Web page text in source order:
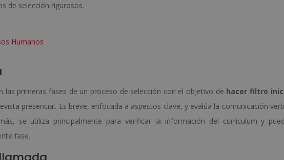
de selección rigurosos.
Humanos
las primeras fases de un proceso de selección con el objetivo de hacer filtro
presencial. Es breve, enfocada a aspectos clave, y evalúa la comunicación
se utiliza principalmente para verificar la información del currículum y
fase.